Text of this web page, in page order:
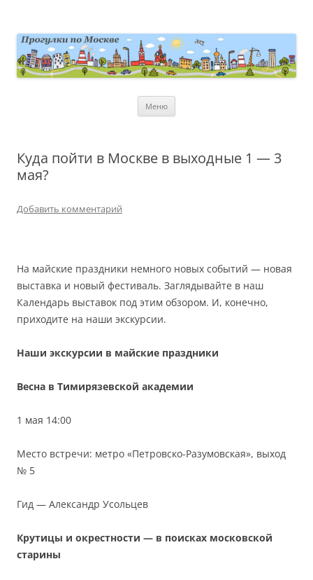
Меню
Куда пойти в Москве в выходные 1 — 3
мая?
Добавить комментарий
На майские праздники немного новых событий — новая
выставка и новый фестиваль. Заглядывайте в наш
Календарь выставок под этим обзором. И, конечно,
приходите на наши экскурсии.
Наши экскурсии в майские праздники
Весна в Тимирязевской академии
1 мая 14:00
Место встречи: метро «Петровско-Разумовская», выход
№ 5
Гид — Александр Усольцев
Крутицы и окрестности — в поисках московской
старины